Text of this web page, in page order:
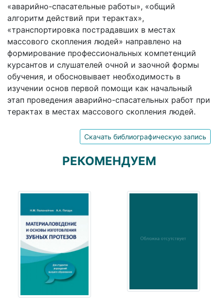
«аварийно-спасательные работы», «общий
алгоритм действий при терактах»,
«транспортировка пострадавших в местах
массового скопления людей» направлено на
формирование профессиональных компетенций
курсантов и слушателей очной и заочной формы
обучения, и обосновывает необходимость в
изучении основ первой помощи как начальный
этап проведения аварийно-спасательных работ при
терактах в местах массового скопления людей.
Скачать библиографическую запись
РЕКОМЕНДУЕМ